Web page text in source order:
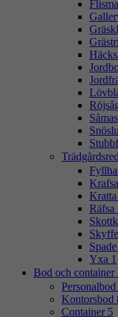
Krafsa
Kratta
Räfsa
Spade
Yxa 1
Bod och container
Personalbod
Kontorsbod
Container 5